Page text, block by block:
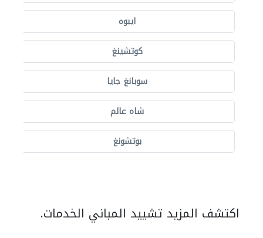
ايبوه
كوتشينغ
سوبانغ جايا
شاه عالم
بوتشونغ
اكتشف المزيد تشييد المباني الخدمات.